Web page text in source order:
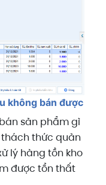
không bán được
sản phẩm gì
thức quản
lý hàng tồn kho
được tổn thất